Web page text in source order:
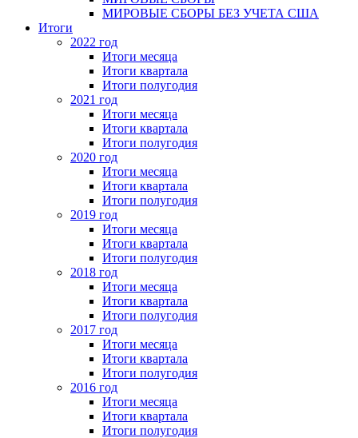
МИРОВЫЕ СБОРЫ БЕЗ УЧЕТА США
Итоги
2022 год
Итоги месяца
Итоги квартала
Итоги полугодия
2021 год
Итоги месяца
Итоги квартала
Итоги полугодия
2020 год
Итоги месяца
Итоги квартала
Итоги полугодия
2019 год
Итоги месяца
Итоги квартала
Итоги полугодия
2018 год
Итоги месяца
Итоги квартала
Итоги полугодия
2017 год
Итоги месяца
Итоги квартала
Итоги полугодия
2016 год
Итоги месяца
Итоги квартала
Итоги полугодия